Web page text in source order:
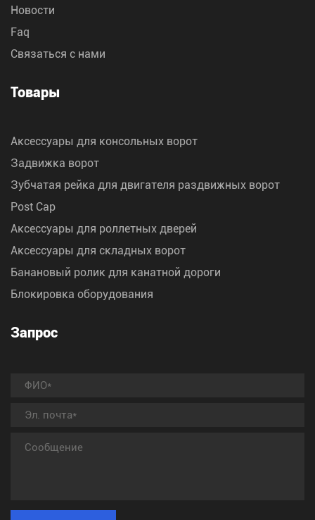
Новости
Faq
Связаться с нами
Товары
Аксессуары для консольных ворот
Задвижка ворот
Зубчатая рейка для двигателя раздвижных ворот
Post Cap
Аксессуары для роллетных дверей
Аксессуары для складных ворот
Банановый ролик для канатной дороги
Блокировка оборудования
Запрос